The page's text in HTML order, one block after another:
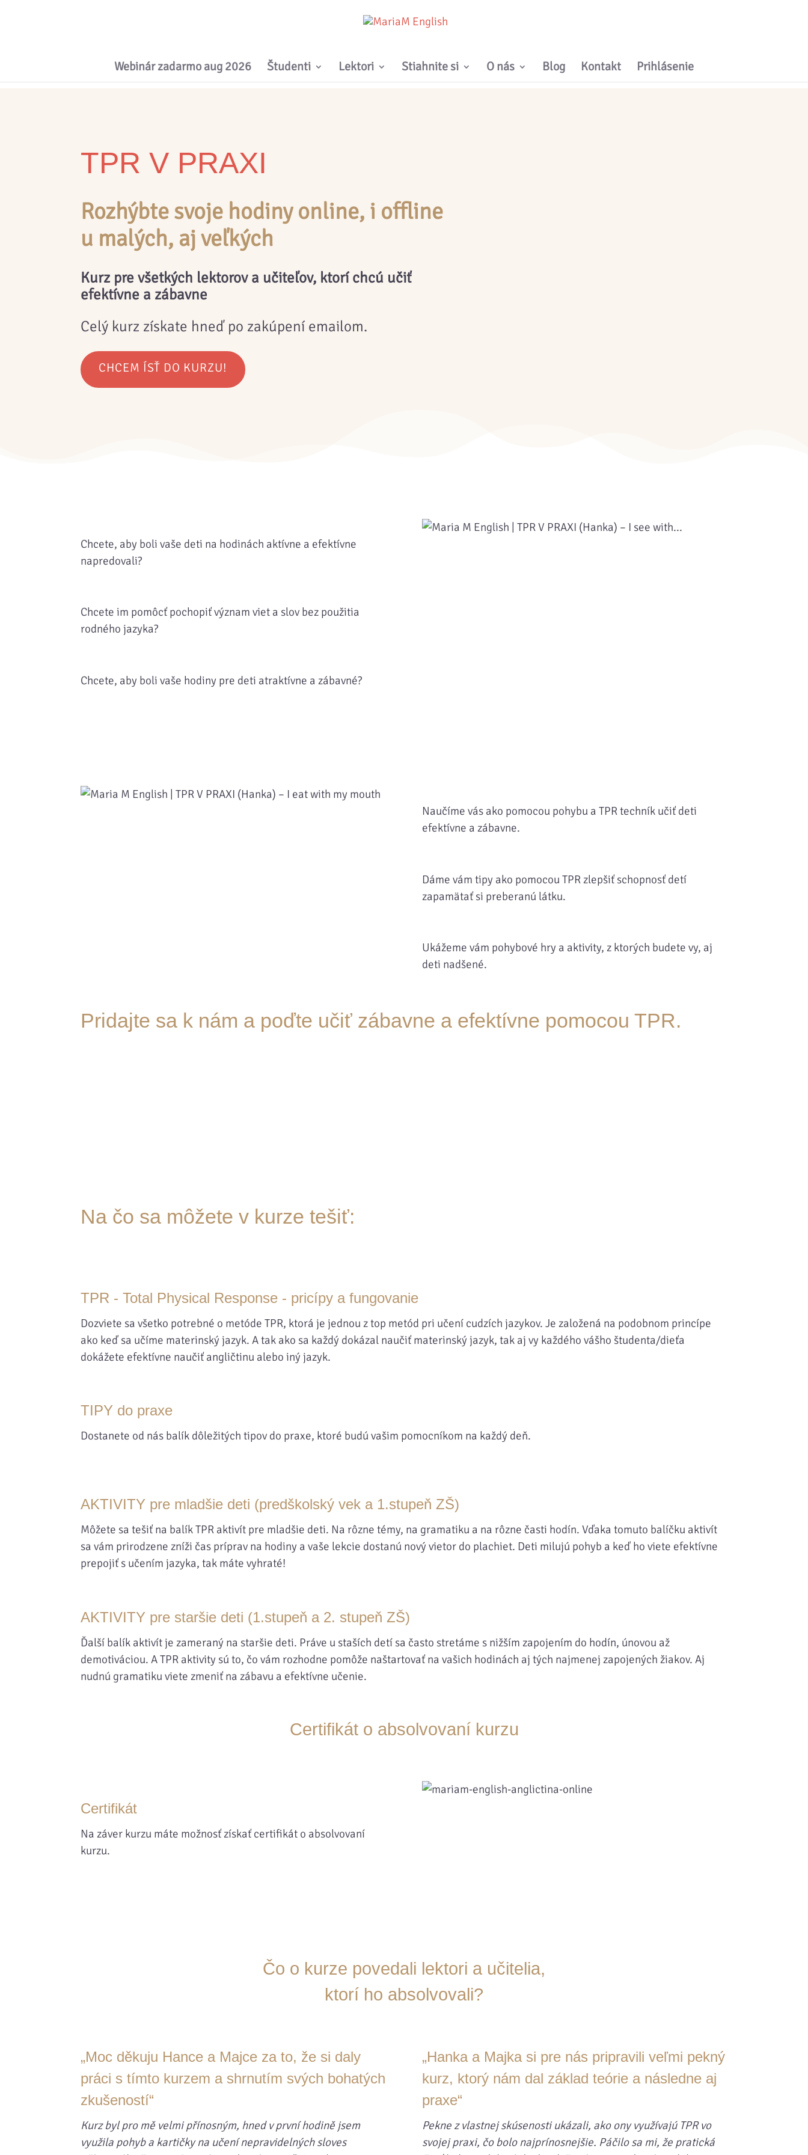
Webinár zadarmo aug 2026 Študenti Lektori Stiahnite si O nás Blog Kontakt Prihlásenie
TPR V PRAXI
Rozhýbte svoje hodiny online, i offline
u malých, aj veľkých
Kurz pre všetkých lektorov a učiteľov, ktorí chcú učiť
efektívne a zábavne
Celý kurz získate hneď po zakúpení emailom.
CHCEM ÍSŤ DO KURZU!
Chcete, aby boli vaše deti na hodinách aktívne a efektívne
napredovali?
Chcete im pomôcť pochopiť význam viet a slov bez použitia
rodného jazyka?
Chcete, aby boli vaše hodiny pre deti atraktívne a zábavné?
Naučíme vás ako pomocou pohybu a TPR techník učiť deti
efektívne a zábavne.
Dáme vám tipy ako pomocou TPR zlepšiť schopnosť detí
zapamätať si preberanú látku.
Ukážeme vám pohybové hry a aktivity, z ktorých budete vy, aj
deti nadšené.
Pridajte sa k nám a poďte učiť zábavne a efektívne pomocou TPR.
Na čo sa môžete v kurze tešiť:
TPR - Total Physical Response - pricípy a fungovanie
Dozviete sa všetko potrebné o metóde TPR, ktorá je jednou z top metód pri učení cudzích jazykov. Je založená na podobnom princípe
ako keď sa učíme materinský jazyk. A tak ako sa každý dokázal naučiť materinský jazyk, tak aj vy každého vášho študenta/dieťa
dokážete efektívne naučiť angličtinu alebo iný jazyk.
TIPY do praxe
Dostanete od nás balík dôležitých tipov do praxe, ktoré budú vašim pomocníkom na každý deň.
AKTIVITY pre mladšie deti (predškolský vek a 1.stupeň ZŠ)
Môžete sa tešiť na balík TPR aktivít pre mladšie deti. Na rôzne témy, na gramatiku a na rôzne časti hodín. Vďaka tomuto balíčku aktivít
sa vám prirodzene zníži čas príprav na hodiny a vaše lekcie dostanú nový vietor do plachiet. Deti milujú pohyb a keď ho viete efektívne
prepojiť s učením jazyka, tak máte vyhraté!
AKTIVITY pre staršie deti (1.stupeň a 2. stupeň ZŠ)
Ďalší balík aktivít je zameraný na staršie deti. Práve u staších detí sa často stretáme s nižším zapojením do hodín, únovou až
demotiváciou. A TPR aktivity sú to, čo vám rozhodne pomôže naštartovať na vašich hodinách aj tých najmenej zapojených žiakov. Aj
nudnú gramatiku viete zmeniť na zábavu a efektívne učenie.
Certifikát o absolvovaní kurzu
Certifikát
Na záver kurzu máte možnosť získať certifikát o absolvovaní
kurzu.
Čo o kurze povedali lektori a učitelia,
ktorí ho absolvovali?
„Moc děkuju Hance a Majce za to, že si daly
práci s tímto kurzem a shrnutím svých bohatých
zkušeností“
Kurz byl pro mě velmi přínosným, hned v první hodině jsem
využila pohyb a kartičky na učení nepravidelných sloves
„Hanka a Majka si pre nás pripravili veľmi pekný
kurz, ktorý nám dal základ teórie a následne aj
praxe“
Pekne z vlastnej skúsenosti ukázali, ako ony využívajú TPR vo
svojej praxi, čo bolo najprínosnejšie. Páčilo sa mi, že pratická